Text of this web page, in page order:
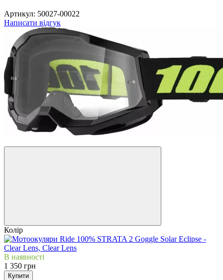
Артикул: 50027-00022
Написати відгук
Колір
В наявності
1 350 грн
Купити